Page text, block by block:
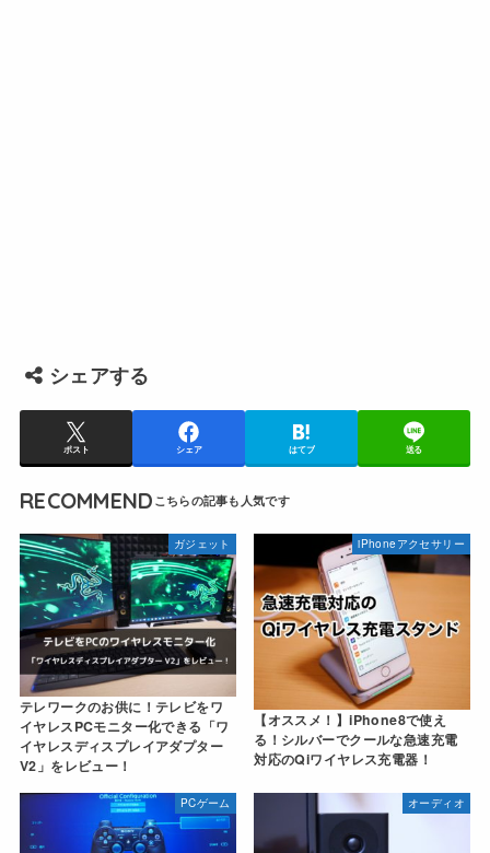
シェアする
ポスト シェア はてブ 送る
RECOMMEND
ガジェット
テレワークのお供に！テレビをワ
イヤレスPCモニター化できる「ワ
イヤレスディスプレイアダプター
V2」をレビュー！
iPhoneアクセサリー
【オススメ！】iPhone8で使え
る！シルバーでクールな急速充電
対応のQiワイヤレス充電器！
PCゲーム オーディオ